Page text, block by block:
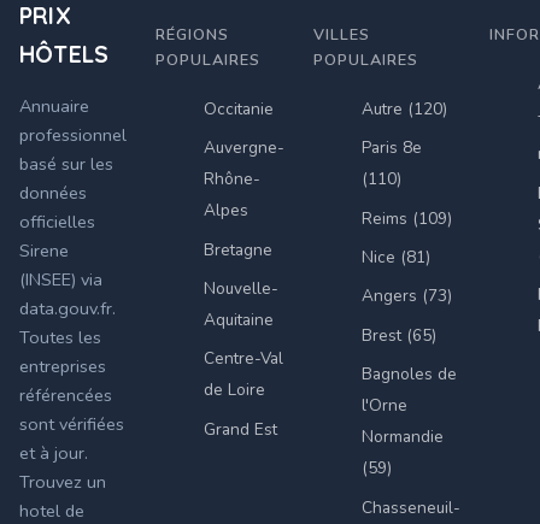
PRIX
HÔTELS
Annuaire
professionnel
basé sur les
données
officielles
Sirene
(INSEE) via
data.gouv.fr.
Toutes les
entreprises
référencées
sont vérifiées
et à jour.
Trouvez un
hotel de
RÉGIONS
POPULAIRES
Occitanie
Auvergne-
Rhône-
Alpes
Bretagne
Nouvelle-
Aquitaine
Centre-Val
de Loire
Grand Est
VILLES
POPULAIRES
Autre (120)
Paris 8e
(110)
Reims (109)
Nice (81)
Angers (73)
Brest (65)
Bagnoles de
l'Orne
Normandie
(59)
Chasseneuil-